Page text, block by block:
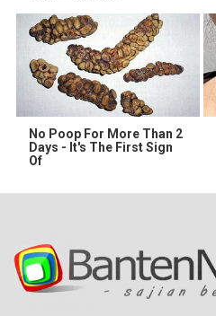
No Poop For More Than 2
Days - It's The First Sign
Of